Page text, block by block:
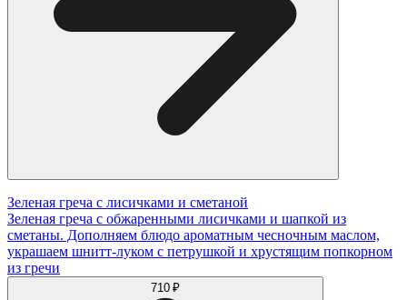
Зеленая греча с лисичками и сметаной
Зеленая греча с обжаренными лисичками и шапкой из
сметаны. Дополняем блюдо ароматным чесночным маслом,
украшаем шнитт-луком с петрушкой и хрустящим попкорном
из гречи
710 ₽